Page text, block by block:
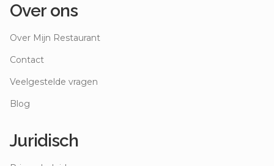
Over ons
Over Mijn Restaurant
Contact
Veelgestelde vragen
Blog
Juridisch